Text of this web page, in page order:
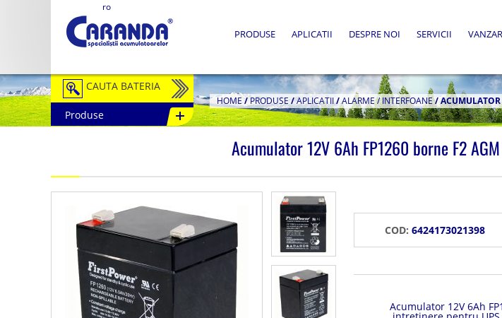
ro
PRODUSE APLICATII DESPRE NOI SERVICII
CAUTA BATERIA
Auto / Moto
Semitractiune
Stationare
Redresoare
Accesorii Baterii
Fotovoltaice
Produse
HOME/PRODUSE /APLICATII/ALARME / INTERFOANE/
Acumulator 12V 6Ah FP1260 borne F2
COD: 6424173021398
Acumulator 12V 6Ah